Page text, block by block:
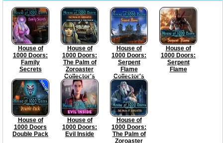
House of
1000 Doors:
Family
Secrets
House of
1000 Doors:
The Palm of
Zoroaster
Collector's
Edition
House of
1000 Doors:
Serpent
Flame
Collector's
Edition
House of
1000 Doors:
Serpent
Flame
House of
1000 Doors
Double Pack
House of
1000 Doors:
Evil Inside
House of
1000 Doors:
The Palm of
Zoroaster